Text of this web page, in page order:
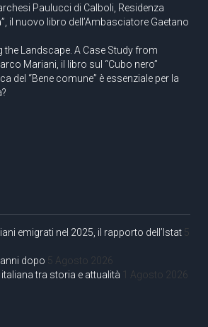
Paulucci di Calboli, Residenza
il nuovo libro dell’Ambasciatore Gaetano
the Landscape. A Case Study from
Mariani, il libro sul “Cubo nero”
del “Bene comune” è essenziale per la
emigrati nel 2025, il rapporto dell’Istat 5
dopo 5 Agosto 2026
italiana tra storia e attualità 1 Agosto 2026